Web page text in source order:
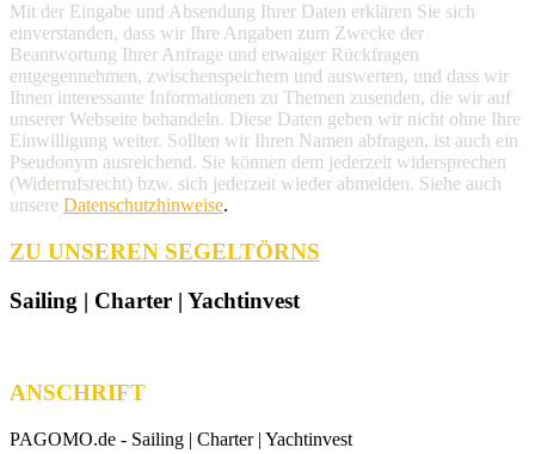
Mit der Eingabe und Absendung Ihrer Daten erklären Sie sich
einverstanden, dass wir Ihre Angaben zum Zwecke der
Beantwortung Ihrer Anfrage und etwaiger Rückfragen
entgegennehmen, zwischenspeichern und auswerten, und dass wir
Ihnen interessante Informationen zu Themen zusenden, die wir auf
unserer Webseite behandeln. Diese Daten geben wir nicht ohne Ihre
Einwilligung weiter. Sollten wir Ihren Namen abfragen, ist auch ein
Pseudonym ausreichend. Sie können dem jederzeit widersprechen
(Widerrufsrecht) bzw. sich jederzeit wieder abmelden. Siehe auch
unsere Datenschutzhinweise.
ZU UNSEREN SEGELTÖRNS
Sailing | Charter | Yachtinvest
ANSCHRIFT
PAGOMO.de - Sailing | Charter | Yachtinvest